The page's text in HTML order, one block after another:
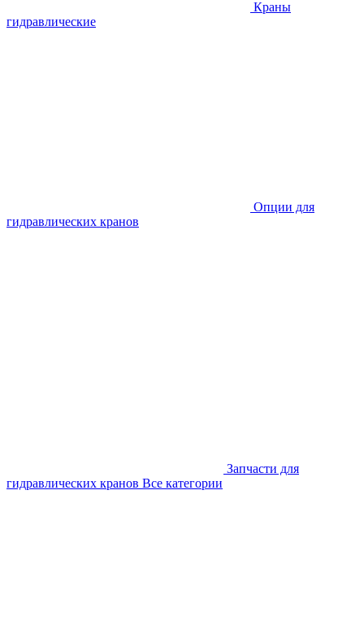
Краны
гидравлические
Опции для
гидравлических кранов
Запчасти для
гидравлических кранов Все категории